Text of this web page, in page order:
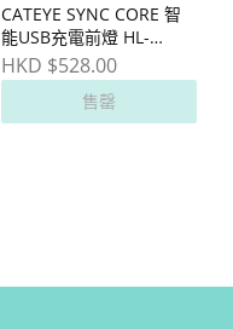
CATEYE SYNC CORE 智
能USB充電前燈 HL-
NW100RC
HKD $528.00
售罄